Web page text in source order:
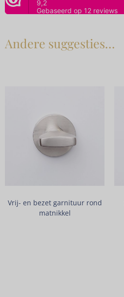
Andere suggesties…
Vrij- en bezet garnituur rond
matnikkel